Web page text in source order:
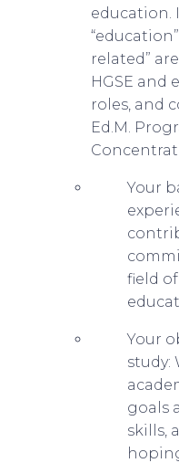
education.
related”
HGSE and
roles, and
Ed.M.
Your
field
Your
study:
goals
skills,